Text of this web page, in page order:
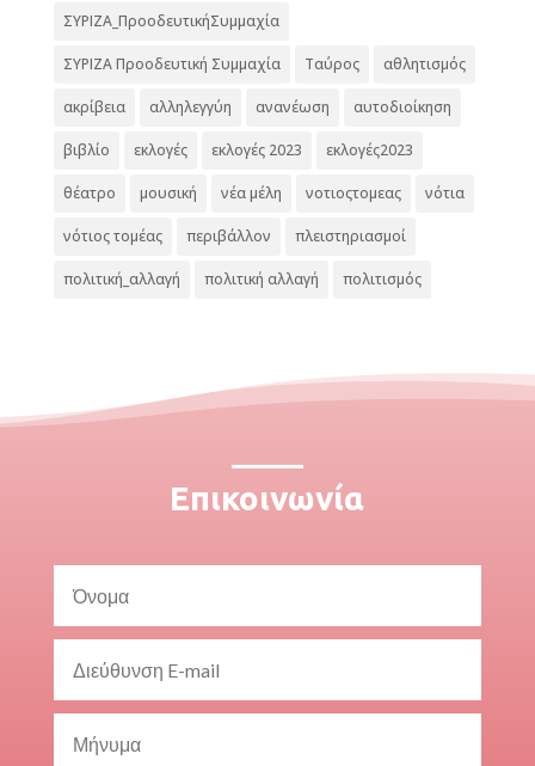
ΣΥΡΙΖΑ_ΠροοδευτικήΣυμμαχία
ΣΥΡΙΖΑ Προοδευτική Συμμαχία Ταύρος αθλητισμός
ακρίβεια αλληλεγγύη ανανέωση αυτοδιοίκηση
βιβλίο εκλογές εκλογές 2023 εκλογές2023
θέατρο μουσική νέα μέλη νοτιοςτομεας νότια
νότιος τομέας περιβάλλον πλειστηριασμοί
πολιτική_αλλαγή πολιτική αλλαγή πολιτισμός
Επικοινωνία